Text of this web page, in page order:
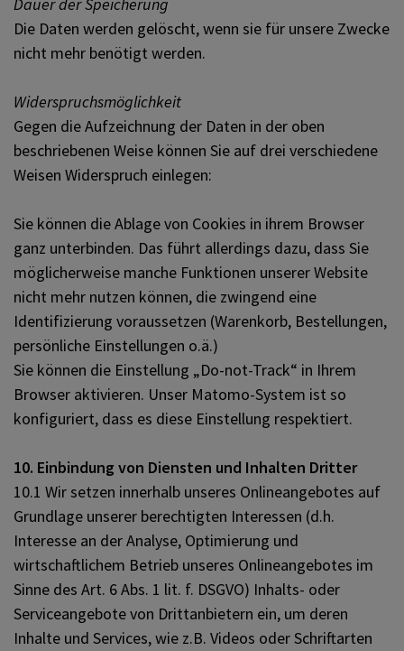
Die Daten werden gelöscht, wenn sie für unsere Zwecke
nicht mehr benötigt werden.
Widerspruchsmöglichkeit
Gegen die Aufzeichnung der Daten in der oben
beschriebenen Weise können Sie auf drei verschiedene
Weisen Widerspruch einlegen:
Sie können die Ablage von Cookies in ihrem Browser
ganz unterbinden. Das führt allerdings dazu, dass Sie
möglicherweise manche Funktionen unserer Website
nicht mehr nutzen können, die zwingend eine
Identifizierung voraussetzen (Warenkorb, Bestellungen,
persönliche Einstellungen o.ä.)
Sie können die Einstellung „Do-not-Track“ in Ihrem
Browser aktivieren. Unser Matomo-System ist so
konfiguriert, dass es diese Einstellung respektiert.
10. Einbindung von Diensten und Inhalten Dritter
10.1 Wir setzen innerhalb unseres Onlineangebotes auf
Grundlage unserer berechtigten Interessen (d.h.
Interesse an der Analyse, Optimierung und
wirtschaftlichem Betrieb unseres Onlineangebotes im
Sinne des Art. 6 Abs. 1 lit. f. DSGVO) Inhalts- oder
Serviceangebote von Drittanbietern ein, um deren
Inhalte und Services, wie z.B. Videos oder Schriftarten